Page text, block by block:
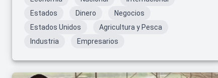
Estados
Dinero
Negocios
Estados Unidos
Agricultura y Pesca
Industria
Empresarios